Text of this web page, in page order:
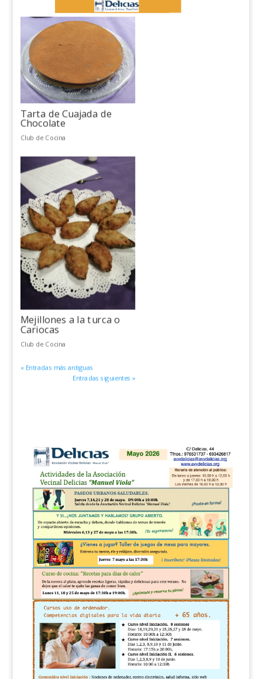
Tarta de Cuajada de
Chocolate
Club de Cocina
Mejillones a la turca o
Cariocas
Club de Cocina
« Entradas más antiguas
Entradas siguientes »